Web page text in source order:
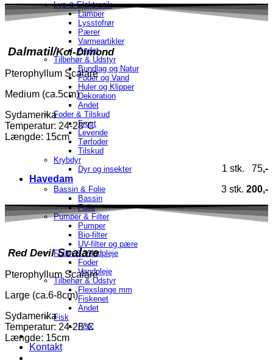
Lys & Elektronik
Lamper
Lysstofrør
Pærer
Varmeartikler
Andet
Tilbehør & Udstyr
Bundlag og Natur
Foder og Vand
Huler og Klipper
Dekoration
Andet
Foder & Tilskud
Frost
Levende
Tørfoder
Tilskud
Krybdyr
Dyr og insekter
Havedam
Bassin & Folie
Bassin
Folie
Pumper & Filter
Pumper
Bio-filter
UV-filter og pære
Foder & Vandpleje
Foder
Vandpleje
Tilbehør & Udstyr
Flexslange mm
Fiskenet
Andet
Fisk
Fisk
Kontakt
Dalmatil/Koi-Dimond
Pterophyllum Scalare
Medium (ca.5cm)
Sydamerika
Temperatur: 24-28°C
Længde: 15cm
1 stk. 75,-
3 stk. 200,-
Red DevilScalare
Pterophyllum Scalare
Large (ca.6-8cm)
Sydamerika
Temperatur: 24-28°C
Længde: 15cm